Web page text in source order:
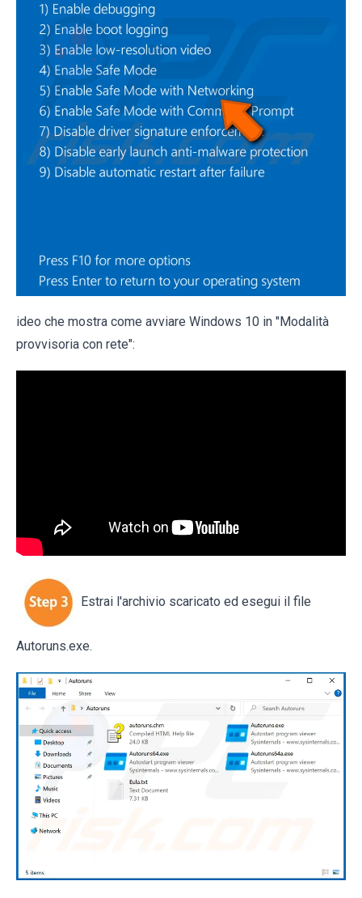
ideo che mostra come avviare Windows 10 in "Modalità
provvisoria con rete":
Estrai l'archivio scaricato ed esegui il file
Autoruns.exe.